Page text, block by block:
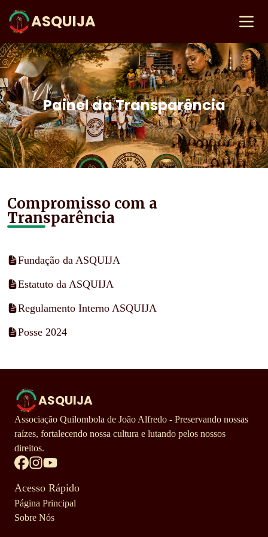
ASQUIJA
Painel da Transparência
Compromisso com a
Transparência
Fundação da ASQUIJA
Estatuto da ASQUIJA
Regulamento Interno ASQUIJA
Posse 2024
ASQUIJA
Associação Quilombola de João Alfredo - Preservando nossas
raízes, fortalecendo nossa cultura e lutando pelos nossos
direitos.
Acesso Rápido
Página Principal
Sobre Nós